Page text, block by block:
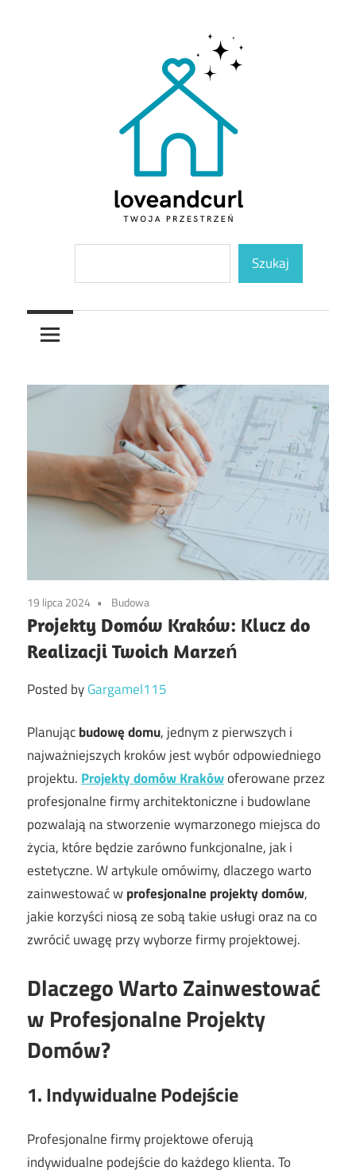
Loveandcurl Szukaj
19 lipca 2024 Budowa
Projekty Domów Kraków: Klucz do
Realizacji Twoich Marzeń
Posted byGargamel115
Planującbudowę domu, jednym z pierwszych i
najważniejszych kroków jest wybór odpowiedniego
projektu.Projekty domów Krakówoferowane przez
profesjonalne firmy architektoniczne i budowlane
pozwalają na stworzenie wymarzonego miejsca do
życia, które będzie zarówno funkcjonalne, jak i
estetyczne. W artykule omówimy, dlaczego warto
zainwestować wprofesjonalne projekty domów,
jakie korzyści niosą ze sobą takie usługi oraz na co
zwrócić uwagę przy wyborze firmy projektowej.
Dlaczego Warto Zainwestować
w Profesjonalne Projekty
Domów?
1. Indywidualne Podejście
Profesjonalne firmy projektowe oferują
indywidualne podejście do każdego klienta. To